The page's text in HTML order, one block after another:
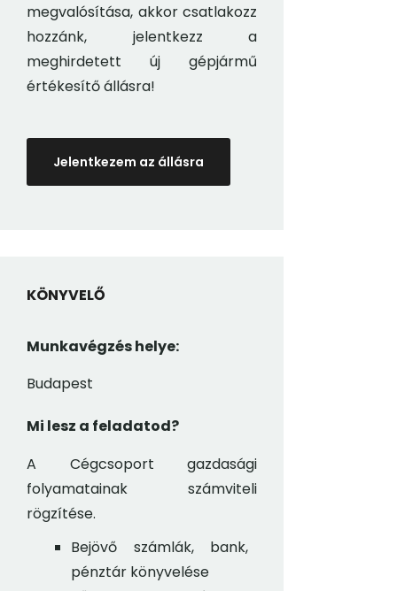
megvalósítása, akkor csatlakozz
hozzánk, jelentkezz a
meghirdetett új gépjármű
értékesítő állásra!
Jelentkezem az állásra
KÖNYVELŐ
Munkavégzés helye:
Budapest
Mi lesz a feladatod?
A Cégcsoport gazdasági
folyamatainak számviteli
rögzítése.
Bejövő számlák, bank,
pénztár könyvelése